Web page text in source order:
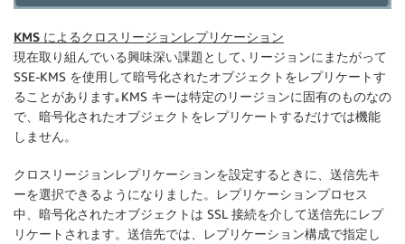
KMS によるクロスリージョンレプリケーション
現在取り組んでいる興味深い課題として､リージョンにまたがって
SSE-KMS を使用して暗号化されたオブジェクトをレプリケートす
ることがあります｡KMS キーは特定のリージョンに固有のものなの
で、暗号化されたオブジェクトをレプリケートするだけでは機能
しません。
クロスリージョンレプリケーションを設定するときに、送信先キ
ーを選択できるようになりました。レプリケーションプロセス
中、暗号化されたオブジェクトは SSL 接続を介して送信先にレプ
リケートされます。送信先では、レプリケーション構成で指定し